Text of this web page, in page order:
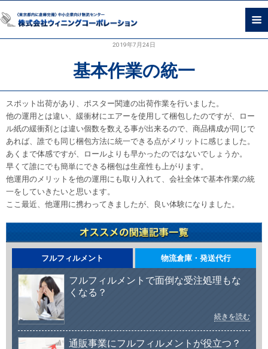
2019年7月24日
基本作業の統一
スポット出荷があり、ポスター関連の出荷作業を行いました。
他の運用とは違い、緩衝材にエアーを使用して梱包したのですが、ロー
ル紙の緩衝剤とは違い個数を数える事が出来るので、商品構成が同じで
あれば、誰でも同じ梱包方法に統一できる点がメリットに感じました。
あくまで体感ですが、ロールよりも早かったのではないでしょうか。
早くて誰にでも簡単にできる梱包は生産性も上がります。
他運用のメリットを他の運用にも取り入れて、会社全体で基本作業の統
一をしていきたいと思います。
ここ最近、他運用に携わってきましたが、良い体験になりました。
フルフィルメント 物流倉庫・発送代行
フルフィルメントで面倒な受注処理もな
くなる？
続きを読む
通販事業にフルフィルメントが役立つ？